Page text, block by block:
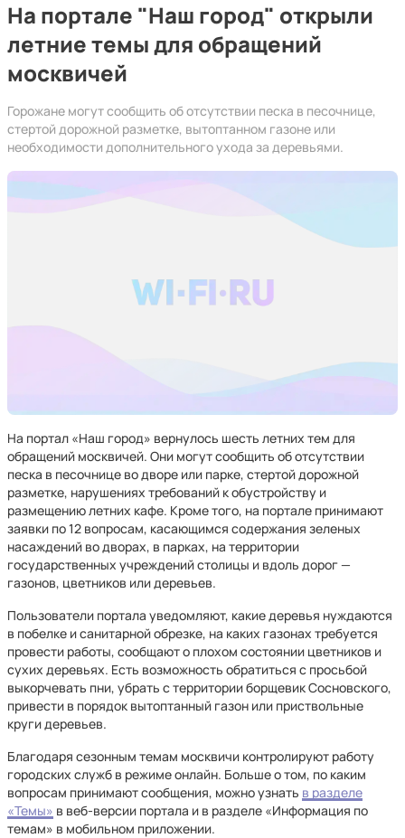
На портале "Наш город" открыли
летние темы для обращений
москвичей
Горожане могут сообщить об отсутствии песка в песочнице,
стертой дорожной разметке, вытоптанном газоне или
необходимости дополнительного ухода за деревьями.
На портал «Наш город» вернулось шесть летних тем для
обращений москвичей. Они могут сообщить об отсутствии
песка в песочнице во дворе или парке, стертой дорожной
разметке, нарушениях требований к обустройству и
размещению летних кафе. Кроме того, на портале принимают
заявки по 12 вопросам, касающимся содержания зеленых
насаждений во дворах, в парках, на территории
государственных учреждений столицы и вдоль дорог —
газонов, цветников или деревьев.
Пользователи портала уведомляют, какие деревья нуждаются
в побелке и санитарной обрезке, на каких газонах требуется
провести работы, сообщают о плохом состоянии цветников и
сухих деревьях. Есть возможность обратиться с просьбой
выкорчевать пни, убрать с территории борщевик Сосновского,
привести в порядок вытоптанный газон или приствольные
круги деревьев.
Благодаря сезонным темам москвичи контролируют работу
городских служб в режиме онлайн. Больше о том, по каким
вопросам принимают сообщения, можно узнать в разделе
«Темы» в веб-версии портала и в разделе «Информация по
темам» в мобильном приложении.